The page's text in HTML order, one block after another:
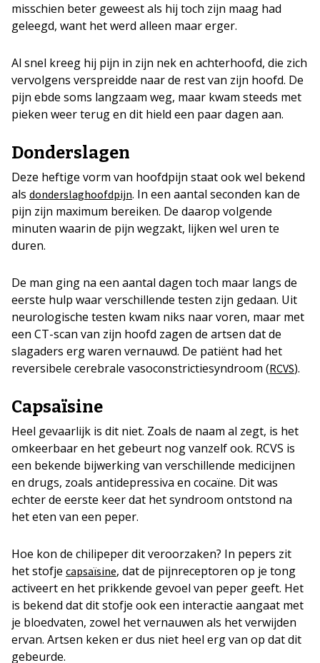
misschien beter geweest als hij toch zijn maag had
geleegd, want het werd alleen maar erger.
Al snel kreeg hij pijn in zijn nek en achterhoofd, die zich
vervolgens verspreidde naar de rest van zijn hoofd. De
pijn ebde soms langzaam weg, maar kwam steeds met
pieken weer terug en dit hield een paar dagen aan.
Donderslagen
Deze heftige vorm van hoofdpijn staat ook wel bekend
als donderslaghoofdpijn. In een aantal seconden kan de
pijn zijn maximum bereiken. De daarop volgende
minuten waarin de pijn wegzakt, lijken wel uren te
duren.
De man ging na een aantal dagen toch maar langs de
eerste hulp waar verschillende testen zijn gedaan. Uit
neurologische testen kwam niks naar voren, maar met
een CT-scan van zijn hoofd zagen de artsen dat de
slagaders erg waren vernauwd. De patiënt had het
reversibele cerebrale vasoconstrictiesyndroom (RCVS).
Capsaïsine
Heel gevaarlijk is dit niet. Zoals de naam al zegt, is het
omkeerbaar en het gebeurt nog vanzelf ook. RCVS is
een bekende bijwerking van verschillende medicijnen
en drugs, zoals antidepressiva en cocaïne. Dit was
echter de eerste keer dat het syndroom ontstond na
het eten van een peper.
Hoe kon de chilipeper dit veroorzaken? In pepers zit
het stofje capsaïsine, dat de pijnreceptoren op je tong
activeert en het prikkende gevoel van peper geeft. Het
is bekend dat dit stofje ook een interactie aangaat met
je bloedvaten, zowel het vernauwen als het verwijden
ervan. Artsen keken er dus niet heel erg van op dat dit
gebeurde.